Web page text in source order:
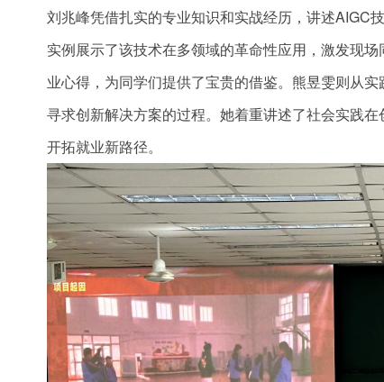
刘兆峰凭借扎实的专业知识和实战经历，讲述AIGC
实例展示了该技术在多领域的革命性应用，激发现
业心得，为同学们提供了宝贵的借鉴。熊昱雯则从
寻求创新解决方案的过程。她着重讲述了社会实践
开拓就业新路径。